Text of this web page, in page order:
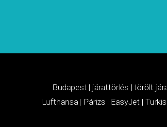
Budapest | járattörlés | törölt
Lufthansa| Párizs | EasyJet |